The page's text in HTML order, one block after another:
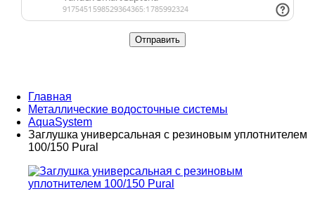
Главная
Металлические водосточные системы
AquaSystem
Заглушка универсальная с резиновым уплотнителем
100/150 Pural